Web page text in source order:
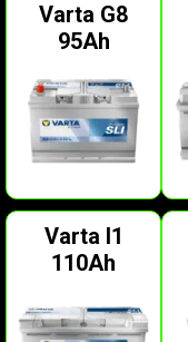
Varta G8
95Ah
Varta I1
110Ah